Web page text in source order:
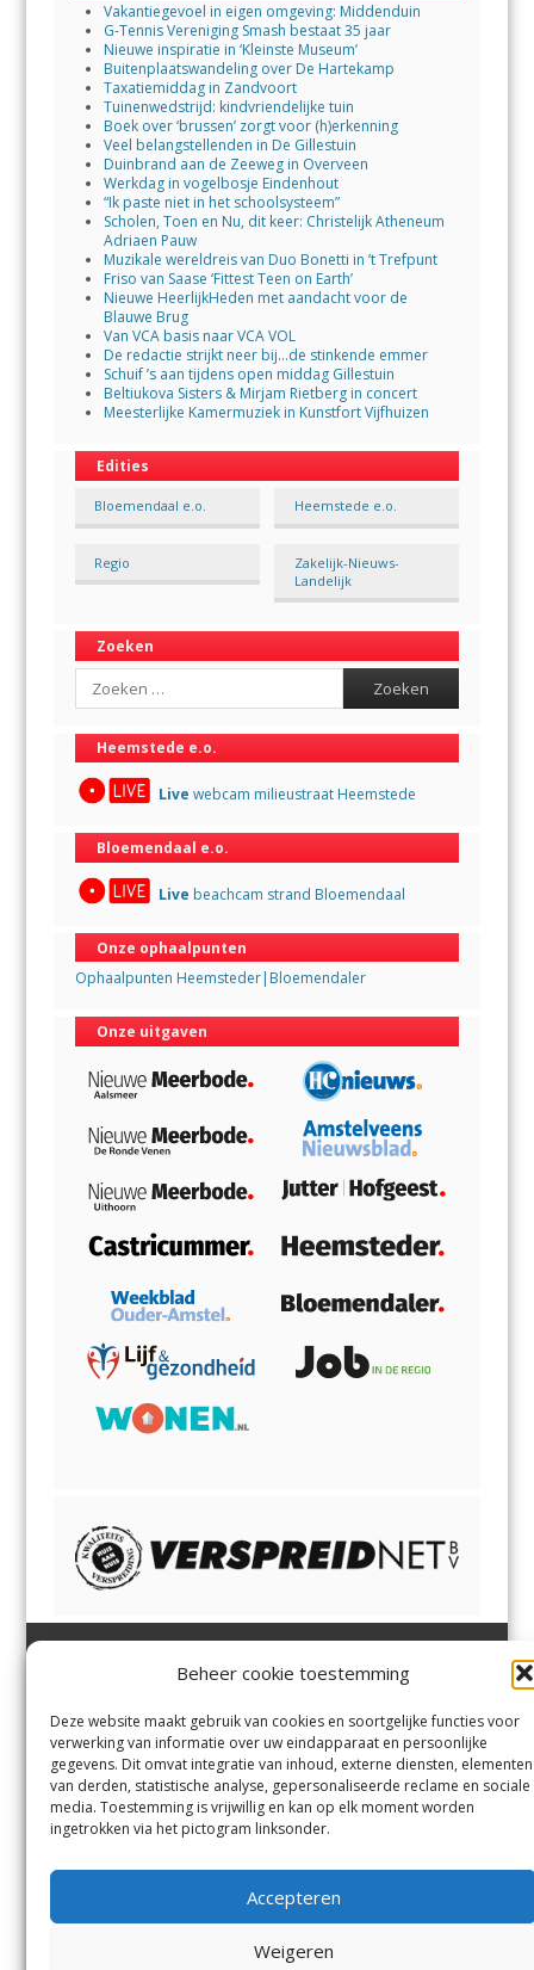
Beheer cookie toestemming
Deze website maakt gebruik van cookies en soortgelijke functies voor
verwerking van informatie over uw eindapparaat en persoonlijke
gegevens. Dit omvat integratie van inhoud, externe diensten, elementen
van derden, statistische analyse, gepersonaliseerde reclame en sociale
media. Toestemming is vrijwillig en kan op elk moment worden
ingetrokken via het pictogram linksonder.
Accepteren
Weigeren
Vakantiegevoel in eigen omgeving: Middenduin
G-Tennis Vereniging Smash bestaat 35 jaar
Nieuwe inspiratie in ‘Kleinste Museum’
Buitenplaatswandeling over De Hartekamp
Taxatiemiddag in Zandvoort
Tuinenwedstrijd: kindvriendelijke tuin
Boek over ‘brussen’ zorgt voor (h)erkenning
Veel belangstellenden in De Gillestuin
Duinbrand aan de Zeeweg in Overveen
Werkdag in vogelbosje Eindenhout
“Ik paste niet in het schoolsysteem”
Scholen, Toen en Nu, dit keer: Christelijk Atheneum
Adriaen Pauw
Muzikale wereldreis van Duo Bonetti in ’t Trefpunt
Friso van Saase ‘Fittest Teen on Earth’
Nieuwe HeerlijkHeden met aandacht voor de
Blauwe Brug
Van VCA basis naar VCA VOL
De redactie strijkt neer bij…de stinkende emmer
Schuif ’s aan tijdens open middag Gillestuin
Beltiukova Sisters & Mirjam Rietberg in concert
Meesterlijke Kamermuziek in Kunstfort Vijfhuizen
Edities
Bloemendaal e.o. Heemstede e.o.
Regio
Zakelijk-Nieuws-
Landelijk
Zoeken
Search
Heemstede e.o.
Live webcam milieustraat Heemstede
Bloemendaal e.o.
Live beachcam strand Bloemendaal
Onze ophaalpunten
Ophaalpunten Heemsteder|Bloemendaler
Onze uitgaven
Margadantstraat 34
1976 DN IJmuiden
023-8200170
info@heemsteder.nl
info@bloemendaler.nl
Bennebroek,Vogelenzang,
OverveenenAerdenhout
Contact
Vacatures
Voorwaarden